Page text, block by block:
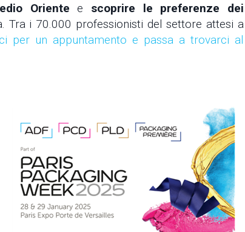
Orientee scoprire le preferenze dei
Tra i 70.000 professionisti del settore attesi a
per un appuntamento e passa a trovarci al